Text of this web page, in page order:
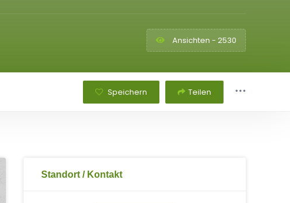
Ansichten - 2530
Speichern Teilen
Standort / Kontakt